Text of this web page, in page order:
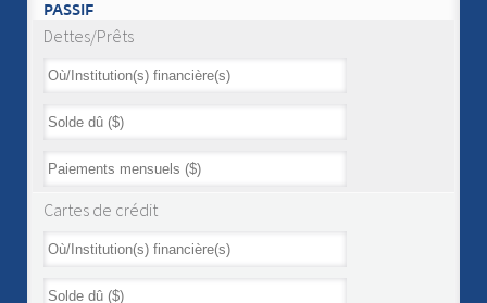
PASSIF
Dettes/Prêts
Cartes de crédit